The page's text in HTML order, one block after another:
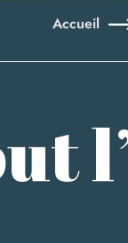
Accueil